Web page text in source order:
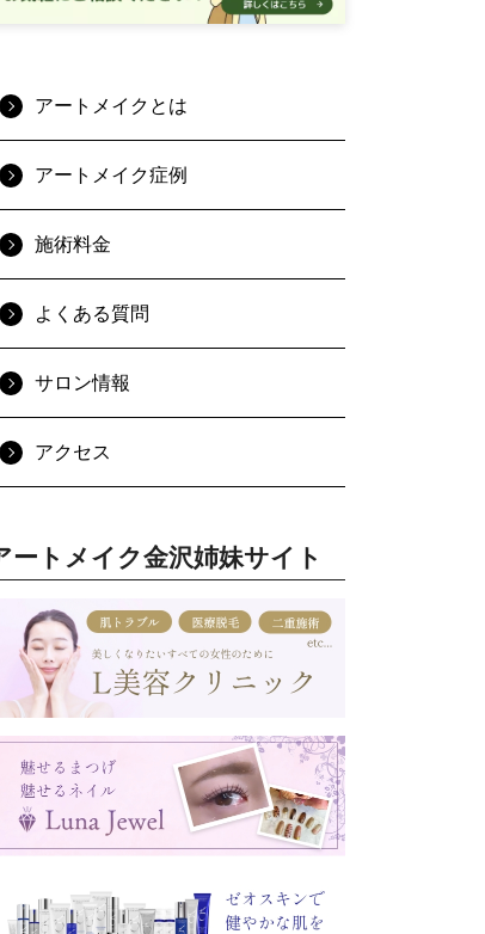
アートメイクとは
アートメイク症例
施術料金
よくある質問
サロン情報
アクセス
ートメイク金沢姉妹サイト